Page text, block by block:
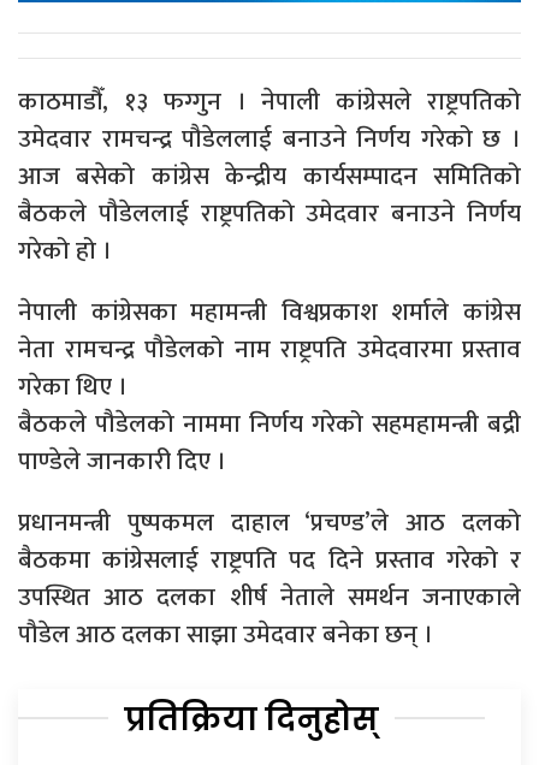
काठमाडौँ, १३ फग्गुन । नेपाली कांग्रेसले राष्ट्रपतिको
उमेदवार रामचन्द्र पौडेललाई बनाउने निर्णय गरेको छ ।
आज बसेको कांग्रेस केन्द्रीय कार्यसम्पादन समितिको
बैठकले पौडेललाई राष्ट्रपतिको उमेदवार बनाउने निर्णय
गरेको हो ।
नेपाली कांग्रेसका महामन्त्री विश्वप्रकाश शर्माले कांग्रेस
नेता रामचन्द्र पौडेलको नाम राष्ट्रपति उमेदवारमा प्रस्ताव
गरेका थिए ।
बैठकले पौडेलको नाममा निर्णय गरेको सहमहामन्त्री बद्री
पाण्डेले जानकारी दिए ।
प्रधानमन्त्री पुष्पकमल दाहाल ‘प्रचण्ड’ले आठ दलको
बैठकमा कांग्रेसलाई राष्ट्रपति पद दिने प्रस्ताव गरेको र
उपस्थित आठ दलका शीर्ष नेताले समर्थन जनाएकाले
पौडेल आठ दलका साझा उमेदवार बनेका छन् ।
प्रतिक्रिया दिनुहोस्